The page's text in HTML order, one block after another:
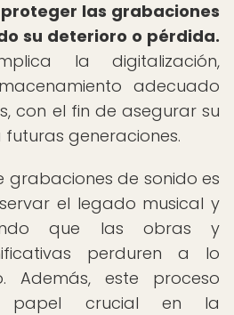
las grabaciones
su deterioro o pérdida.
la digitalización,
adecuado
con el fin de asegurar su
generaciones.
grabaciones de sonido es
el legado musical y
que las obras y
perduren a lo
Además, este proceso
papel crucial en la